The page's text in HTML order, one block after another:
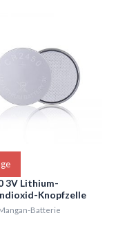
3V Lithium-
Knopfzelle
Batterie